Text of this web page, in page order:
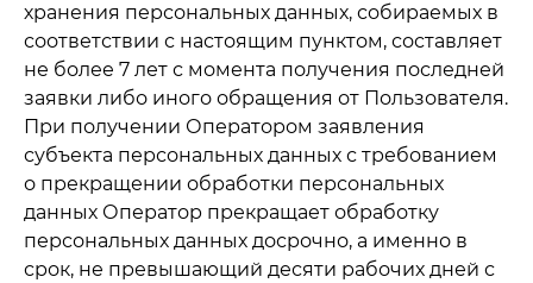
хранения персональных данных, собираемых в
соответствии с настоящим пунктом, составляет
не более 7 лет с момента получения последней
заявки либо иного обращения от Пользователя.
При получении Оператором заявления
субъекта персональных данных с требованием
о прекращении обработки персональных
данных Оператор прекращает обработку
персональных данных досрочно, а именно в
срок, не превышающий десяти рабочих дней с